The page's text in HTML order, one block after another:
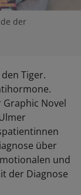
der
Tiger.
Graphic Novel
über
und
der Diagnose